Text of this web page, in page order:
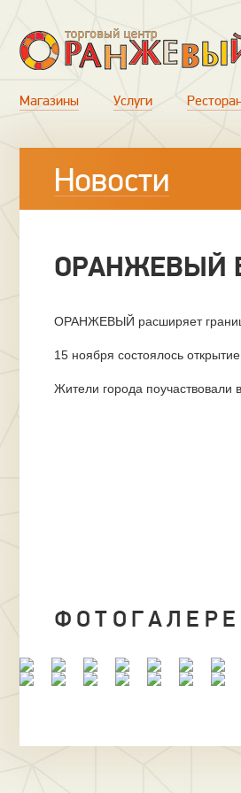
Магазины Услуги
Новости
ОРАНЖЕВЫЙ
ОРАНЖЕВЫЙ расширяет
15 ноября состоялось
Жители города поучаствовали